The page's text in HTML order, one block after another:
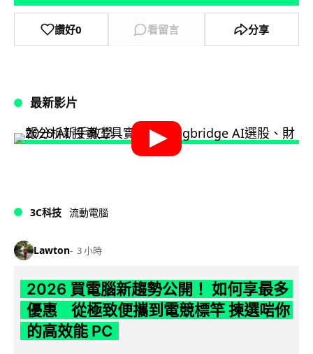
讚好0 看留言 分享
最新影片
3C科技 流動電腦
Lawton 3 小時
2026 買電腦新趨勢公開！ 如何享最多
優惠 從極致便攜到電競標竿 揀選啱你
的高效能 PC